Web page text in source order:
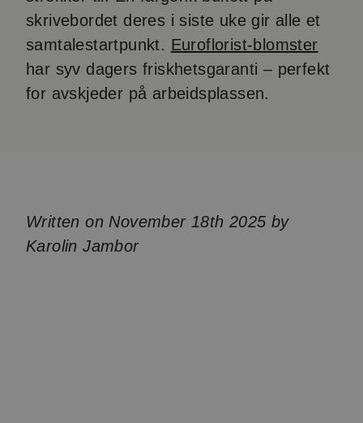
skrivebordet deres i siste uke gir alle et
samtalestartpunkt. Euroflorist-blomster
har syv dagers friskhetsgaranti – perfekt
for avskjeder på arbeidsplassen.
Written on November 18th 2025 by
Karolin Jambor